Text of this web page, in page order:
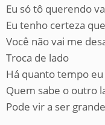
Eu só tô querendo
Eu tenho certeza
Você não vai me
Troca de lado
Há quanto tempo
Quem sabe o outro
Pode vir a ser